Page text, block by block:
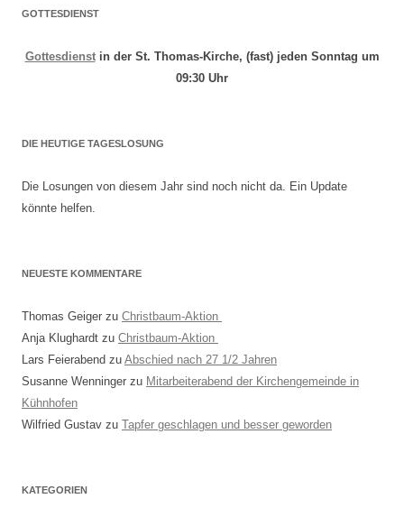
GOTTESDIENST
Gottesdienstin der St. Thomas-Kirche, (fast) jeden Sonntag um
09:30 Uhr
DIE HEUTIGE TAGESLOSUNG
Die Losungen von diesem Jahr sind noch nicht da. Ein Update
könnte helfen.
NEUESTE KOMMENTARE
Thomas Geiger zu Christbaum-Aktion
Anja Klughardt zu Christbaum-Aktion
Lars Feierabend zu Abschied nach 27 1/2 Jahren
Susanne Wenninger zu Mitarbeiterabend der Kirchengemeinde in
Kühnhofen
Wilfried Gustav zu Tapfer geschlagen und besser geworden
KATEGORIEN